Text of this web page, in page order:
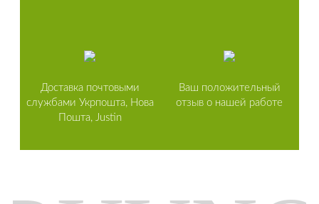
Доставка почтовыми
службами Укрпошта, Нова
Пошта, Justin
Ваш положительный
отзыв о нашей работе